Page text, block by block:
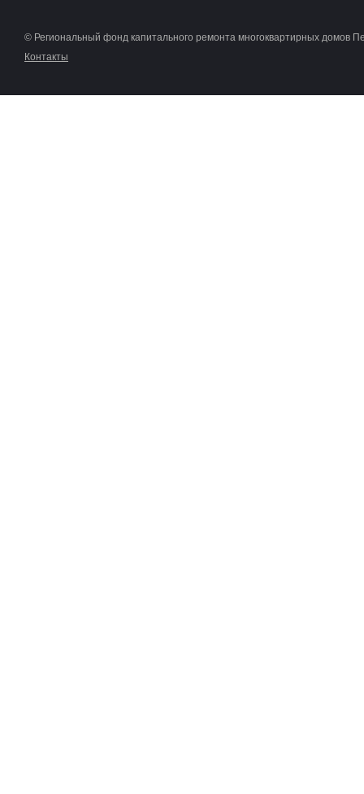
© Региональный фонд капитального ремонта многоквартирных домов
Контакты